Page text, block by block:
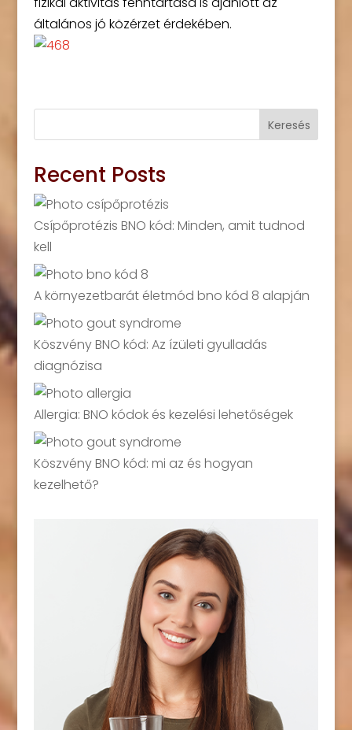
általános jó közérzet érdekében.
Keresés
Recent Posts
Csípőprotézis BNO kód: Minden, amit tudnod
kell
A környezetbarát életmód bno kód 8 alapján
Köszvény BNO kód: Az ízületi gyulladás
diagnózisa
Allergia: BNO kódok és kezelési lehetőségek
Köszvény BNO kód: mi az és hogyan
kezelhető?